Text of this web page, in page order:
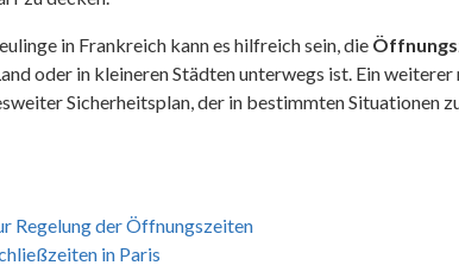
in Frankreich kann es hilfreich sein, die
oder in kleineren Städten unterwegs ist. Ein
Sicherheitsplan, der in bestimmten Situationen
Regelung der Öffnungszeiten
in Paris